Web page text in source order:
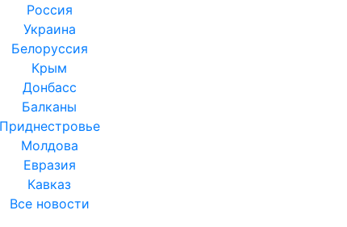
Россия
Украина
Белоруссия
Крым
Донбасс
Балканы
Приднестровье
Молдова
Евразия
Кавказ
Все новости